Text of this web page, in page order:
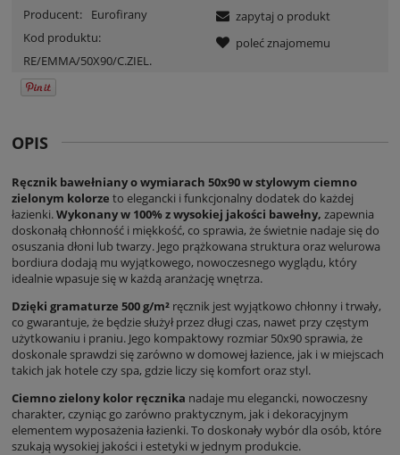
Producent:
Eurofirany
Kod produktu:
RE/EMMA/50X90/C.ZIEL.
zapytaj o produkt
poleć znajomemu
OPIS
Ręcznik bawełniany o wymiarach 50x90 w stylowym ciemno
zielonym kolorze to elegancki i funkcjonalny dodatek do każdej
łazienki. Wykonany w 100% z wysokiej jakości bawełny, zapewnia
doskonałą chłonność i miękkość, co sprawia, że świetnie nadaje się do
osuszania dłoni lub twarzy. Jego prążkowana struktura oraz welurowa
bordiura dodają mu wyjątkowego, nowoczesnego wyglądu, który
idealnie wpasuje się w każdą aranżację wnętrza.
Dzięki gramaturze 500 g/m² ręcznik jest wyjątkowo chłonny i trwały,
co gwarantuje, że będzie służył przez długi czas, nawet przy częstym
użytkowaniu i praniu. Jego kompaktowy rozmiar 50x90 sprawia, że
doskonale sprawdzi się zarówno w domowej łazience, jak i w miejscach
takich jak hotele czy spa, gdzie liczy się komfort oraz styl.
Ciemno zielony kolor ręcznika nadaje mu elegancki, nowoczesny
charakter, czyniąc go zarówno praktycznym, jak i dekoracyjnym
elementem wyposażenia łazienki. To doskonały wybór dla osób, które
szukają wysokiej jakości i estetyki w jednym produkcie.